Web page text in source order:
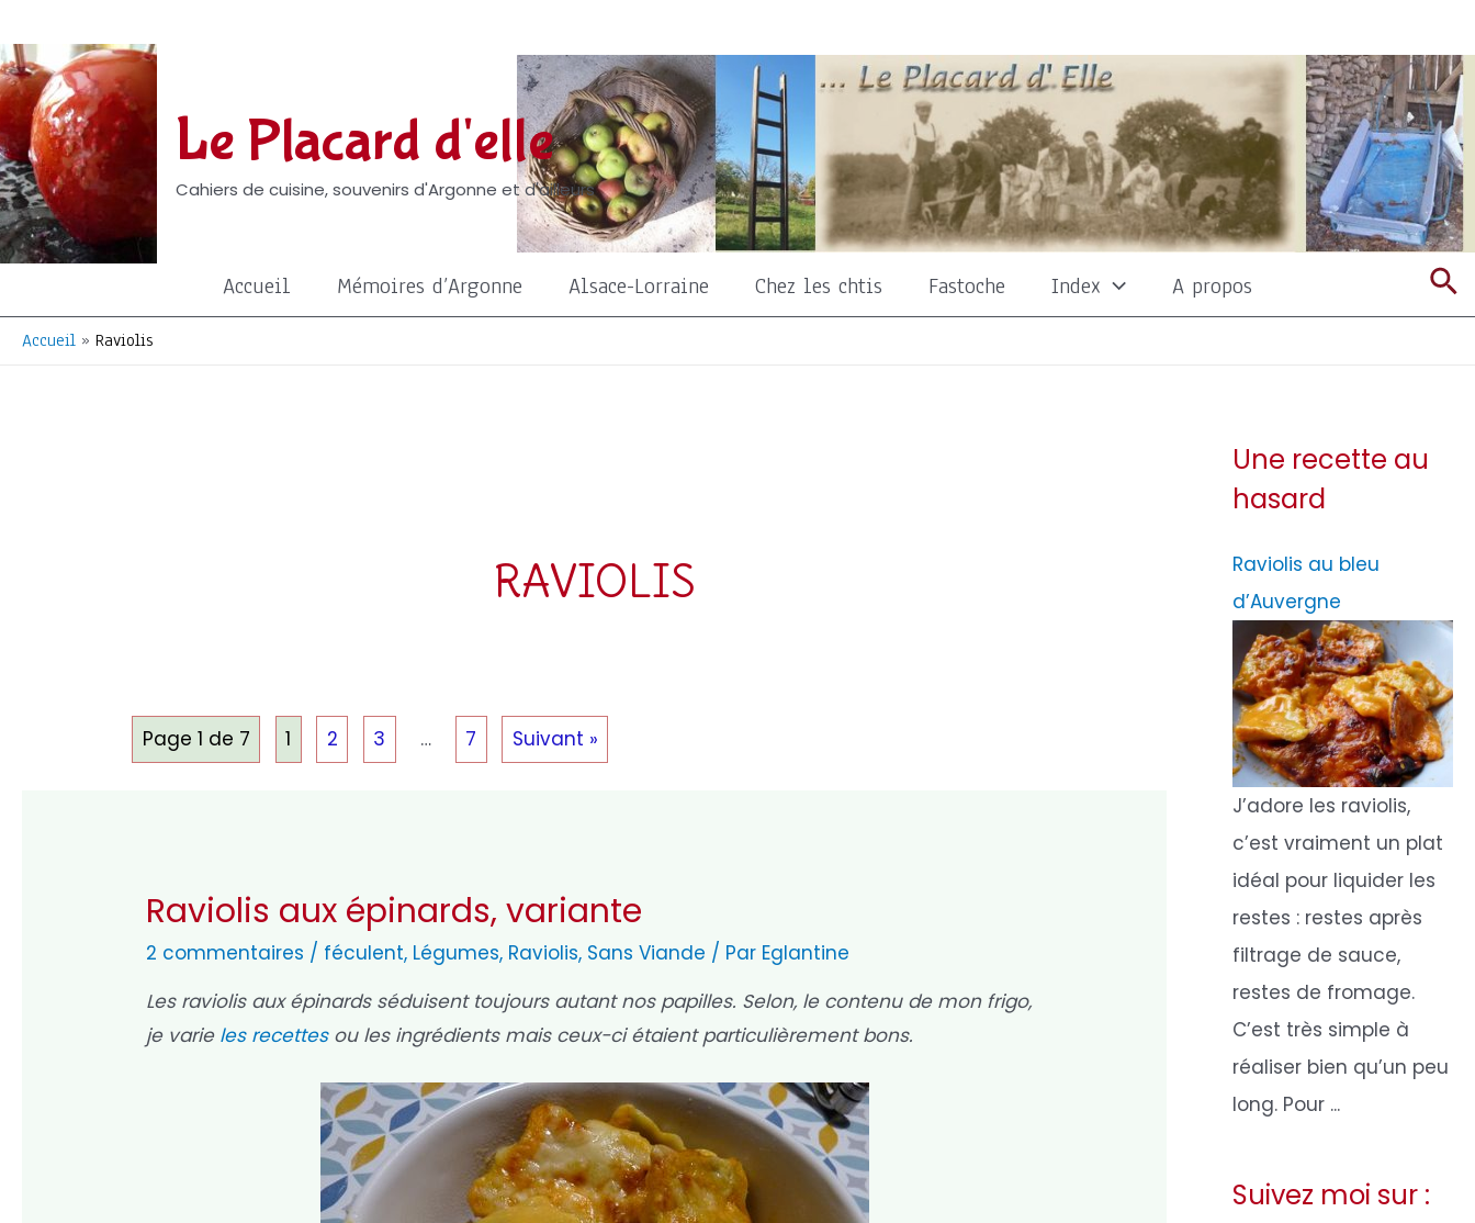
au
contenu
Le Placard d'elle
Cahiers de cuisine, souvenirs d'Argonne et d'ailleurs
Accueil Mémoires d’Argonne Alsace-Lorraine Chez les chtis Fastoche Index A propos
Accueil Raviolis
RAVIOLIS
Page 1 de 7 1 2 3 … 7 Suivant »
Raviolis aux épinards, variante
2 commentaires / féculent, Légumes, Raviolis, Sans Viande / Par Eglantine
Les raviolis aux épinards séduisent toujours autant nos papilles. Selon, le contenu de mon frigo,
je varie les recettesou les ingrédients mais ceux-ci étaient particulièrement bons.
Une recette au
hasard
Raviolis au bleu
d’Auvergne
J’adore les raviolis,
c’est vraiment un plat
idéal pour liquider les
restes : restes après
filtrage de sauce,
restes de fromage.
C’est très simple à
réaliser bien qu’un peu
long. Pour ...
Suivez moi sur :